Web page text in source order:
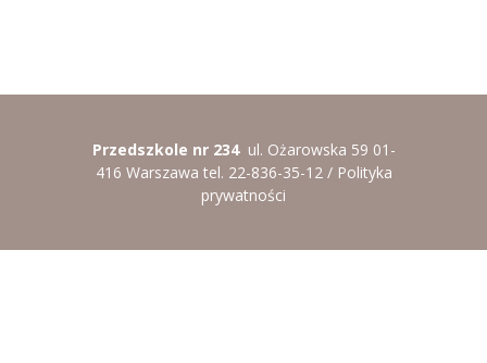
Przedszkole nr 234 ul. Ożarowska 59 01-
416 Warszawa tel. 22-836-35-12 / Polityka
prywatności